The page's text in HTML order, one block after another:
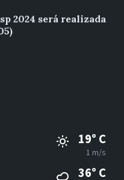
2024 será realizada
19° C
1 m/s
36° C